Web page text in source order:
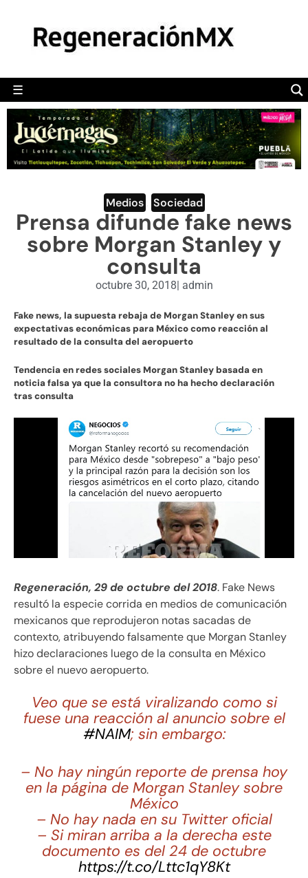
☰
POLÍTICA
CAMALEÓN
OPINIÓN
DEPORTES
ENGLISH SECTION
VIDEOS
Medios Sociedad
Prensa difunde fake news
sobre Morgan Stanley y
consulta
octubre 30, 2018| admin
Fake news, la supuesta rebaja de Morgan Stanley en sus
expectativas económicas para México como reacción al
resultado de la consulta del aeropuerto
Tendencia en redes sociales Morgan Stanley basada en
noticia falsa ya que la consultora no ha hecho declaración
tras consulta
Regeneración, 29 de octubre del 2018. Fake News
resultó la especie corrida en medios de comunicación
mexicanos que reprodujeron notas sacadas de
contexto, atribuyendo falsamente que Morgan Stanley
hizo declaraciones luego de la consulta en México
sobre el nuevo aeropuerto.
Veo que se está viralizando como si
fuese una reacción al anuncio sobre el
#NAIM; sin embargo:
– No hay ningún reporte de prensa hoy
en la página de Morgan Stanley sobre
México
– No hay nada en su Twitter oficial
– Si miran arriba a la derecha este
documento es del 24 de octubre
https://t.co/Lttc1qY8Kt